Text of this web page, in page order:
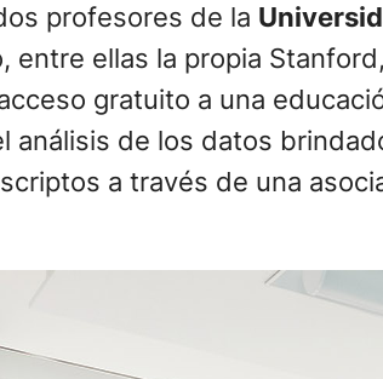
profesores de la
ellas la propia
gratuito a una
análisis de los datos
a través de una